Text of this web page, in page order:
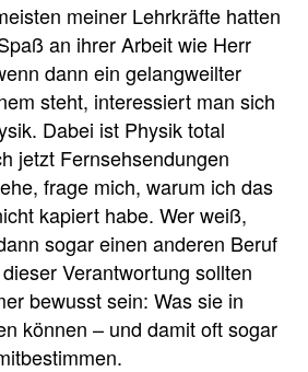
meiner Lehrkräfte hatten
an ihrer Arbeit wie Herr
dann ein gelangweilter
steht, interessiert man sich
Dabei ist Physik total
jetzt Fernsehsendungen
frage mich, warum ich das
kapiert habe. Wer weiß,
sogar einen anderen Beruf
Verantwortung sollten
bewusst sein: Was sie in
können – und damit oft sogar